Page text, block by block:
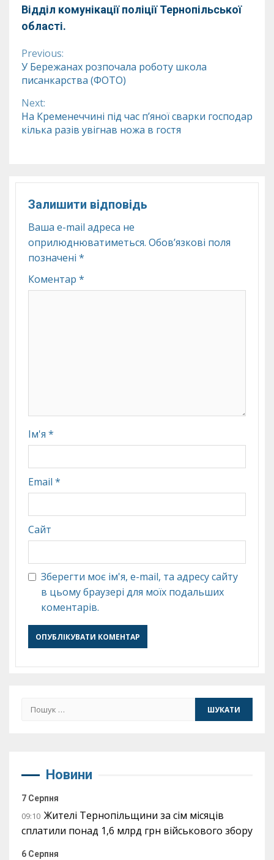
Відділ комунікації поліції Тернопільської
області.
Continue
Reading
Previous:
У Бережанах розпочала роботу школа
писанкарства (ФОТО)
Next:
На Кременеччині під час п’яної сварки господар
кілька разів увігнав ножа в гостя
Залишити відповідь
Ваша e-mail адреса не
оприлюднюватиметься. Обов’язкові поля
позначені *
Коментар *
Ім'я *
Email *
Сайт
Зберегти моє ім'я, e-mail, та адресу сайту
в цьому браузері для моїх подальших
коментарів.
Пошук:
Новини
7 Серпня
09:10 Жителі Тернопільщини за сім місяців
сплатили понад 1,6 млрд грн військового збору
6 Серпня